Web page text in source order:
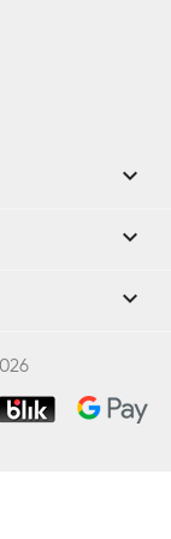


